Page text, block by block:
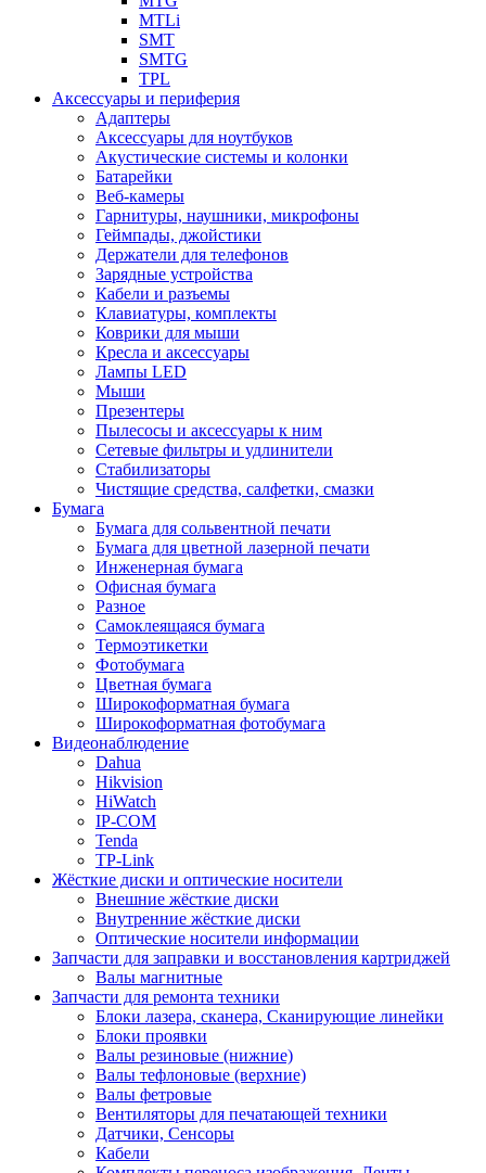
MTLi
SMT
SMTG
TPL
Аксессуары и периферия
Адаптеры
Аксессуары для ноутбуков
Акустические системы и колонки
Батарейки
Веб-камеры
Гарнитуры, наушники, микрофоны
Геймпады, джойстики
Держатели для телефонов
Зарядные устройства
Кабели и разъемы
Клавиатуры, комплекты
Коврики для мыши
Кресла и аксессуары
Лампы LED
Мыши
Презентеры
Пылесосы и аксессуары к ним
Сетевые фильтры и удлинители
Стабилизаторы
Чистящие средства, салфетки, смазки
Бумага
Бумага для сольвентной печати
Бумага для цветной лазерной печати
Инженерная бумага
Офисная бумага
Разное
Самоклеящаяся бумага
Термоэтикетки
Фотобумага
Цветная бумага
Широкоформатная бумага
Широкоформатная фотобумага
Видеонаблюдение
Dahua
Hikvision
HiWatch
IP-COM
Tenda
TP-Link
Жёсткие диски и оптические носители
Внешние жёсткие диски
Внутренние жёсткие диски
Оптические носители информации
Запчасти для заправки и восстановления картриджей
Валы магнитные
Запчасти для ремонта техники
Блоки лазера, сканера, Сканирующие линейки
Блоки проявки
Валы резиновые (нижние)
Валы тефлоновые (верхние)
Валы фетровые
Вентиляторы для печатающей техники
Датчики, Сенсоры
Кабели